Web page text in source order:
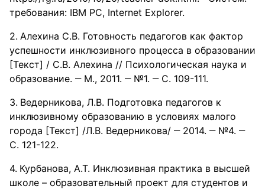
требования: IBM PC, Internet Explorer.
Алехина С.В. Готовность педагогов как фактор
успешности инклюзивного процесса в образовании
[Текст] / С.В. Алехина // Психологическая наука и
образование. ‒ М., 2011. ‒ №1. ‒ С. 109-111.
Ведерникова, Л.В. Подготовка педагогов к
инклюзивному образованию в условиях малого
города [Текст] /Л.В. Ведерникова/ ‒ 2014. ‒ №4. ‒
С. 121-122.
Курбанова, А.Т. Инклюзивная практика в высшей
школе – образовательный проект для студентов и